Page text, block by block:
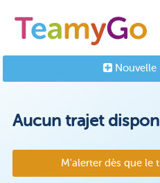
Nouvelle
Aucun trajet
M'alerter dès que